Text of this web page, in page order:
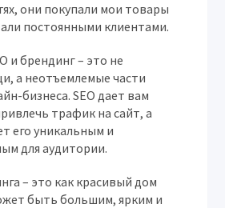
они покупали мои товары
постоянными клиентами.
и брендинг – это не
а неотъемлемые части
бизнеса. SEO дает вам
трафик на сайт, а
его уникальным и
для аудитории.
– это как красивый дом
быть большим, ярким и